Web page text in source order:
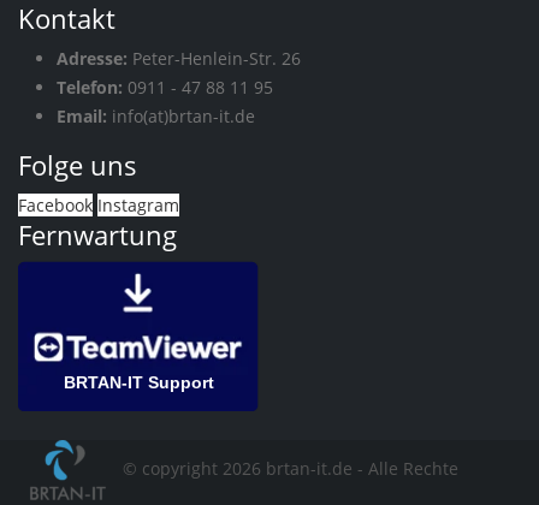
Kontakt
Adresse: Peter-Henlein-Str. 26
Telefon: 0911 - 47 88 11 95
Email: info(at)brtan-it.de
Folge uns
Facebook Instagram
Fernwartung
BRTAN-IT Support
© copyright 2026 brtan-it.de - Alle Rechte